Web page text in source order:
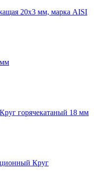
20х3 мм, марка AISI
горячекатаный 18 мм
Круг